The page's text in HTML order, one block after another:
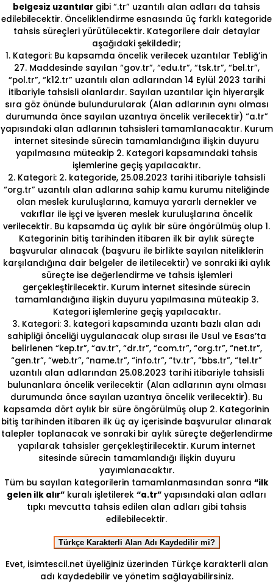
belgesiz uzantılar gibi “.tr” uzantılı alan adları da tahsis
edilebilecektir. Önceliklendirme esnasında üç farklı kategoride
tahsis süreçleri yürütülecektir. Kategorilere dair detaylar
aşağıdaki şekildedir;
1. Kategori: Bu kapsamda öncelik verilecek uzantılar Tebliğ’in
27. Maddesinde sayılan “gov.tr”, “edu.tr”, “tsk.tr”, “bel.tr”,
“pol.tr”, “k12.tr” uzantılı alan adlarından 14 Eylül 2023 tarihi
itibariyle tahsisli olanlardır. Sayılan uzantılar için hiyerarşik
sıra göz önünde bulundurularak (Alan adlarının aynı olması
durumunda önce sayılan uzantıya öncelik verilecektir) “a.tr”
yapısındaki alan adlarının tahsisleri tamamlanacaktır. Kurum
internet sitesinde sürecin tamamlandığına ilişkin duyuru
yapılmasına müteakip 2. Kategori kapsamındaki tahsis
işlemlerine geçiş yapılacaktır.
2. Kategori: 2. kategoride, 25.08.2023 tarihi itibariyle tahsisli
“org.tr” uzantılı alan adlarına sahip kamu kurumu niteliğinde
olan meslek kuruluşlarına, kamuya yararlı dernekler ve
vakıflar ile işçi ve işveren meslek kuruluşlarına öncelik
verilecektir. Bu kapsamda üç aylık bir süre öngörülmüş olup 1.
Kategorinin bitiş tarihinden itibaren ilk bir aylık süreçte
başvurular alınacak (başvuru ile birlikte sayılan niteliklerin
karşılandığına dair belgeler de iletilecektir) ve sonraki iki aylık
süreçte ise değerlendirme ve tahsis işlemleri
gerçekleştirilecektir. Kurum internet sitesinde sürecin
tamamlandığına ilişkin duyuru yapılmasına müteakip 3.
Kategori işlemlerine geçiş yapılacaktır.
3. Kategori: 3. kategori kapsamında uzantı bazlı alan adı
sahipliği önceliği uygulanacak olup sırası ile Usul ve Esas’ta
belirlenen “kep.tr”, “av.tr”, “dr.tr”, “com.tr”, “org.tr”, “net.tr”,
“gen.tr”, “web.tr”, “name.tr”, “info.tr”, “tv.tr”, “bbs.tr”, “tel.tr”
uzantılı alan adlarından 25.08.2023 tarihi itibariyle tahsisli
bulunanlara öncelik verilecektir (Alan adlarının aynı olması
durumunda önce sayılan uzantıya öncelik verilecektir). Bu
kapsamda dört aylık bir süre öngörülmüş olup 2. Kategorinin
bitiş tarihinden itibaren ilk üç ay içerisinde başvurular alınarak
talepler toplanacak ve sonraki bir aylık süreçte değerlendirme
yapılarak tahsisler gerçekleştirilecektir. Kurum internet
sitesinde sürecin tamamlandığı ilişkin duyuru
yayımlanacaktır.
Tüm bu sayılan kategorilerin tamamlanmasından sonra “ilk
gelen ilk alır” kuralı işletilerek “a.tr” yapısındaki alan adları
tıpkı mevcutta tahsis edilen alan adları gibi tahsis
edilebilecektir.
Türkçe Karakterli Alan Adı Kaydedilir mi?
Evet, isimtescil.net üyeliğiniz üzerinden Türkçe karakterli alan
adı kaydedebilir ve yönetim sağlayabilirsiniz.